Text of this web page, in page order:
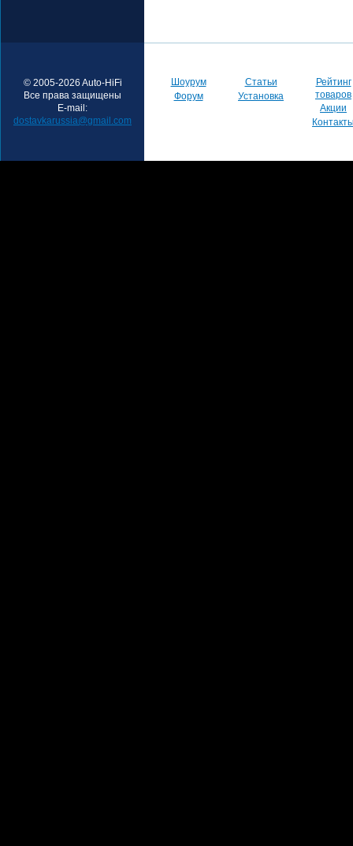
© 2005-2026 Auto-HiFi
Все права защищены
E-mail:
dostavkarussia@gmail.com
Шоурум
Форум
Статьи
Установка
Рейтинг
товаров
Акции